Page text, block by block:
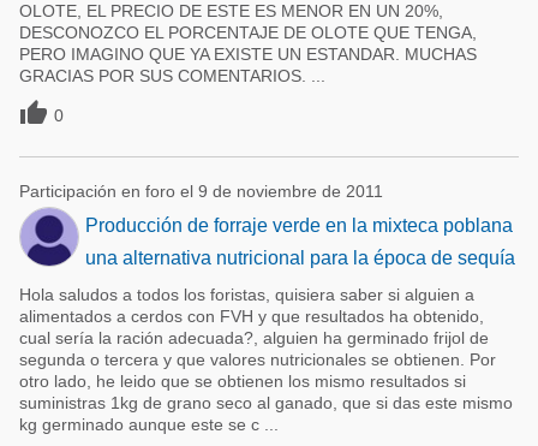
OLOTE, EL PRECIO DE ESTE ES MENOR EN UN 20%,
DESCONOZCO EL PORCENTAJE DE OLOTE QUE TENGA,
PERO IMAGINO QUE YA EXISTE UN ESTANDAR. MUCHAS
GRACIAS POR SUS COMENTARIOS. ...
 0
Participación en foro el 9 de noviembre de 2011
Producción de forraje verde en la mixteca poblana
una alternativa nutricional para la época de sequía
Hola saludos a todos los foristas, quisiera saber si alguien a
alimentados a cerdos con FVH y que resultados ha obtenido,
cual sería la ración adecuada?, alguien ha germinado frijol de
segunda o tercera y que valores nutricionales se obtienen. Por
otro lado, he leido que se obtienen los mismo resultados si
suministras 1kg de grano seco al ganado, que si das este mismo
kg germinado aunque este se c ...